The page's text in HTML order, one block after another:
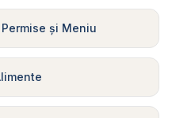
și Meniu